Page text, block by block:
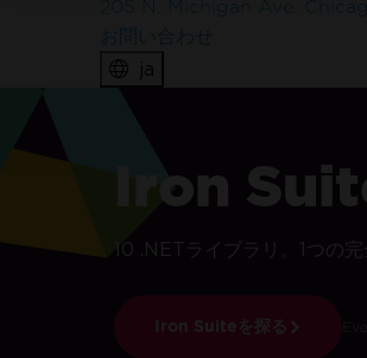
ja
Iron
10 .NETライブラリ。1つの
Iron Suiteを探る
透かしなしで本番環境でテスト